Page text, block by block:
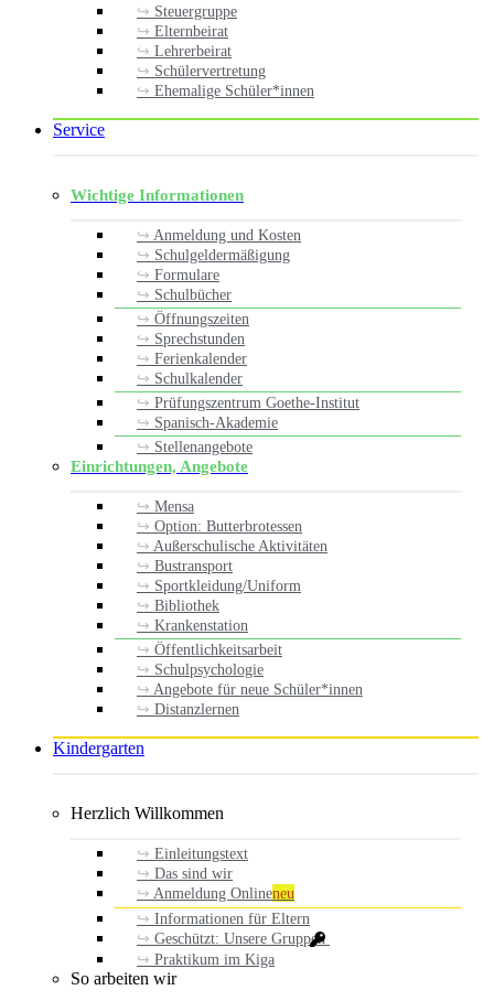
Steuergruppe
Elternbeirat
Lehrerbeirat
Schülervertretung
Ehemalige Schüler*innen
Service
Wichtige Informationen
Anmeldung und Kosten
Schulgeldermäßigung
Formulare
Schulbücher
Öffnungszeiten
Sprechstunden
Ferienkalender
Schulkalender
Prüfungszentrum Goethe-Institut
Spanisch-Akademie
Stellenangebote
Einrichtungen, Angebote
Mensa
Option: Butterbrotessen
Außerschulische Aktivitäten
Bustransport
Sportkleidung/Uniform
Bibliothek
Krankenstation
Öffentlichkeitsarbeit
Schulpsychologie
Angebote für neue Schüler*innen
Distanzlernen
Kindergarten
Herzlich Willkommen
Einleitungstext
Das sind wir
Anmeldung Onlineneu
Informationen für Eltern
Geschützt: Unsere Gruppen
Praktikum im Kiga
So arbeiten wir